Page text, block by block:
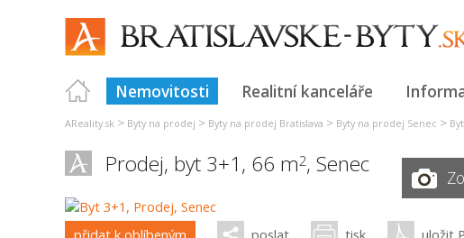
Nemovitosti Realitní kanceláře
AReality.sk > Byty na prodej > Byty na prodej Bratislava > Byty na prodej Senec >
Prodej, byt 3+1, 66 m2, Senec
přidat k oblíbeným poslat tisk uložit